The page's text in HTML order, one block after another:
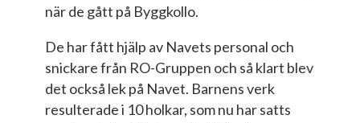
när de gått på Byggkollo.
De har fått hjälp av Navets personal och
snickare från RO-Gruppen och så klart blev
det också lek på Navet. Barnens verk
resulterade i 10 holkar, som nu har satts